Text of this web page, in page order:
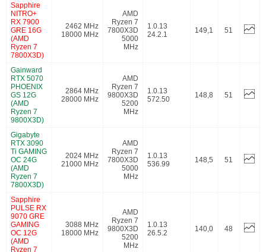
Sapphire
NITRO+
RX 7900
GRE 16G
(AMD
Ryzen 7
7800X3D)
2462 MHz
18000 MHz
AMD
Ryzen 7
7800X3D
5000
MHz
1.0.13
24.2.1
149,1 51
Gainward
RTX 5070
PHOENIX
GS 12G
(AMD
Ryzen 7
9800X3D)
2864 MHz
28000 MHz
AMD
Ryzen 7
9800X3D
5200
MHz
1.0.13
572.50
148,8 51
Gigabyte
RTX 3090
Ti GAMING
OC 24G
(AMD
Ryzen 7
7800X3D)
2024 MHz
21000 MHz
AMD
Ryzen 7
7800X3D
5000
MHz
1.0.13
536.99
148,5 51
Sapphire
PULSE RX
9070 GRE
GAMING
OC 12G
(AMD
Ryzen 7
3088 MHz
18000 MHz
AMD
Ryzen 7
9800X3D
5200
MHz
1.0.13
26.5.2
140,0 48